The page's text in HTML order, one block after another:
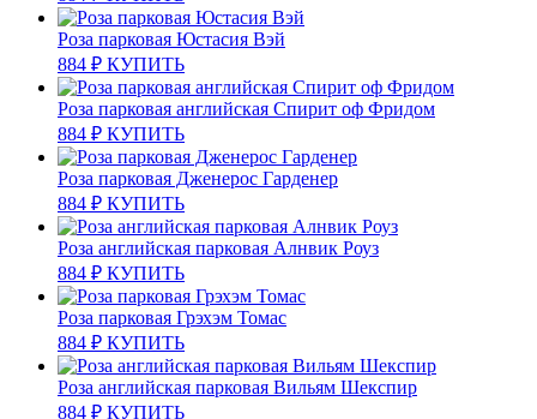
Роза парковая Юстасия Вэй
884 ₽ КУПИТЬ
Роза парковая английская Спирит оф Фридом
884 ₽ КУПИТЬ
Роза парковая Дженерос Гарденер
884 ₽ КУПИТЬ
Роза английская парковая Алнвик Роуз
884 ₽ КУПИТЬ
Роза парковая Грэхэм Томас
884 ₽ КУПИТЬ
Роза английская парковая Вильям Шекспир
884 ₽ КУПИТЬ